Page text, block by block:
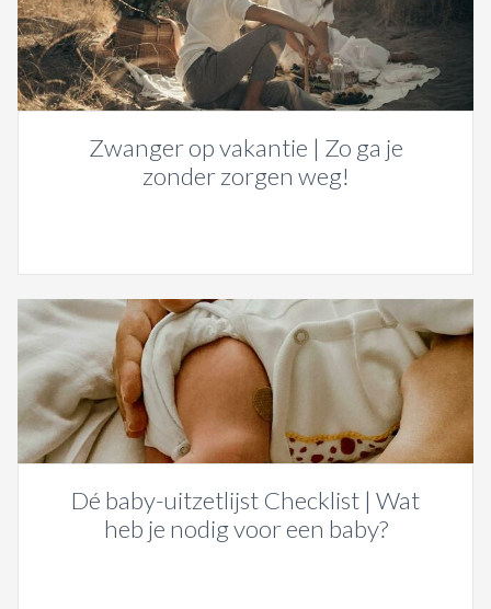
Zwanger op vakantie | Zo ga je
zonder zorgen weg!
Dé baby-uitzetlijst Checklist | Wat
heb je nodig voor een baby?